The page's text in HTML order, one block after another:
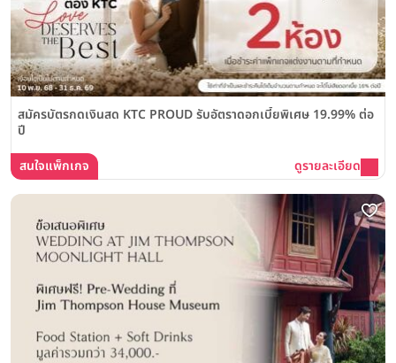
สมัครบัตรกดเงินสด KTC PROUD รับอัตราดอกเบี้ยพิเศษ 19.99% ต่อ
ปี
สนใจแพ็กเกจ
ดูรายละเอียด